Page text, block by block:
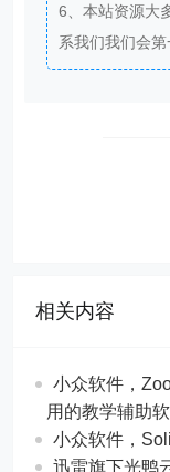
6、本站资源大
系我们我们会第
相关内容
小众软件，
用的教学辅助软
小众软件，
迅雷旗下光鸭